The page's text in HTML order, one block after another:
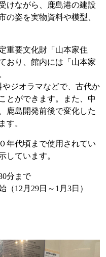
けながら、鹿島港の建設
の姿を実物資料や模型、
重要文化財「山本家住
おり、館内には「山本家
ジオラマなどで、古代か
とができます。また、中
鹿島開発前後で変化した
す。
年代頃まで使用されてい
しています。
分まで
12月29日～1月3日）